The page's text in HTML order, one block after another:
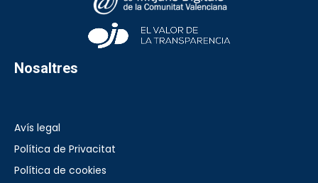
Nosaltres
Avís legal
Política de Privacitat
Política de cookies